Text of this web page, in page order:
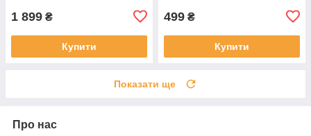
1 899 ₴
Купити
499 ₴
Купити
Показати ще
Про нас